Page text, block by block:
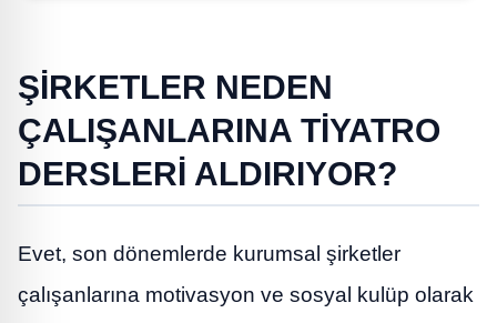
ŞİRKETLER NEDEN
ÇALIŞANLARINA TİYATRO
DERSLERİ ALDIRIYOR?
Evet, son dönemlerde kurumsal şirketler
çalışanlarına motivasyon ve sosyal kulüp olarak